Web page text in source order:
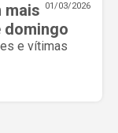
01/03/2026
mais
domingo
e vítimas